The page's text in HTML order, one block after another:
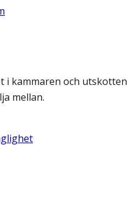
i kammaren och utskotten
mellan.